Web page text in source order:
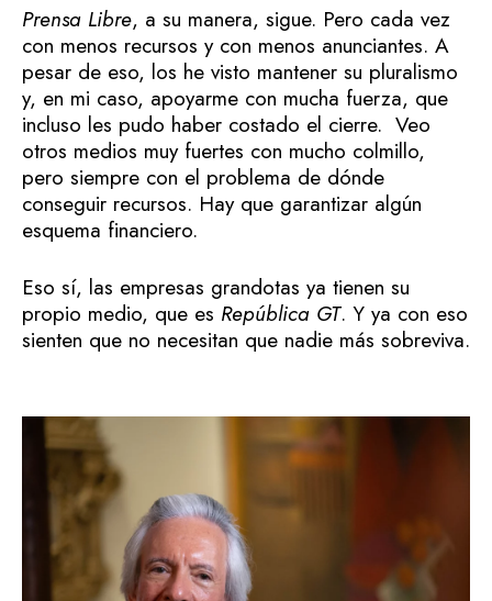
Prensa Libre, a su manera, sigue. Pero cada vez
con menos recursos y con menos anunciantes. A
pesar de eso, los he visto mantener su pluralismo
y, en mi caso, apoyarme con mucha fuerza, que
incluso les pudo haber costado el cierre. Veo
otros medios muy fuertes con mucho colmillo,
pero siempre con el problema de dónde
conseguir recursos. Hay que garantizar algún
esquema financiero.
Eso sí, las empresas grandotas ya tienen su
propio medio, que es República GT. Y ya con eso
sienten que no necesitan que nadie más sobreviva.